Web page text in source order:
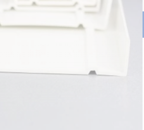
Pour fixation du U de sol dans la dalle
- 1 +